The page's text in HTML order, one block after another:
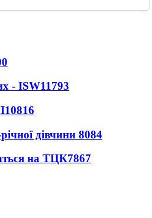
- ISW11793
10816
дівчини 8084
на ТЦК7867